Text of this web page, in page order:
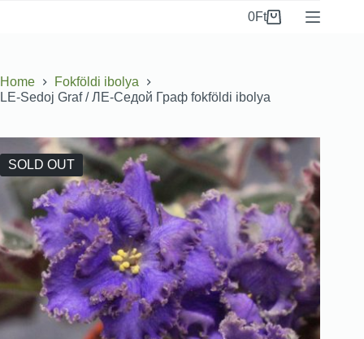
0Ft
Home
Fokföldi ibolya
LE-Sedoj Graf / ЛЕ-Седой Граф fokföldi ibolya
SOLD OUT